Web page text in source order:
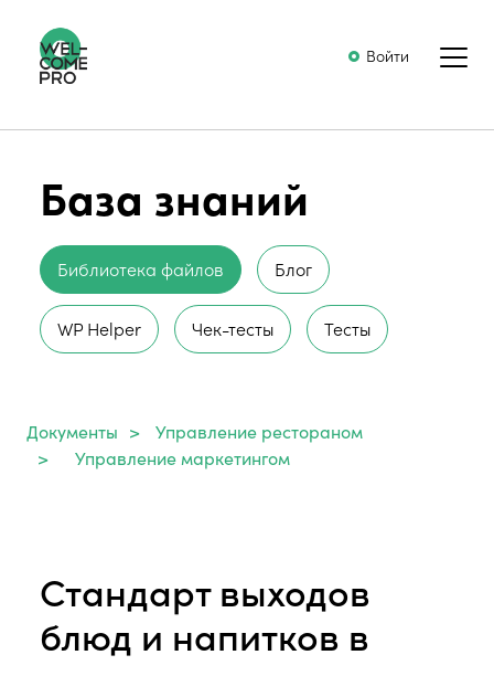
Войти
База знаний
Библиотека файлов Блог
WP Helper Чек-тесты Тесты
Документы >
Управление рестораном
>
Управление маркетингом
Стандарт выходов
блюд и напитков в